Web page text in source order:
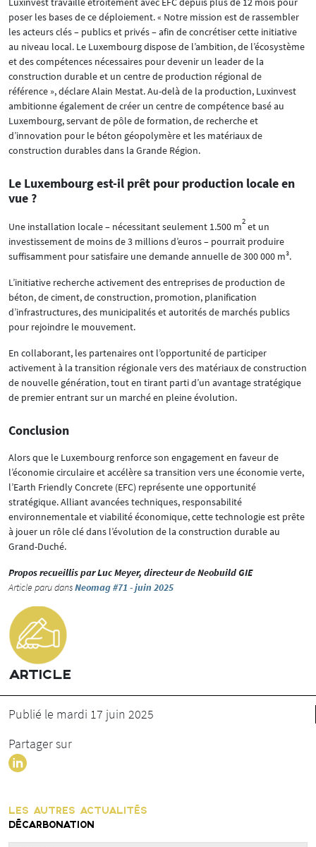
poser les bases de ce déploiement. « Notre mission est de rassembler
les acteurs clés – publics et privés – afin de concrétiser cette initiative
au niveau local. Le Luxembourg dispose de l’ambition, de l’écosystème
et des compétences nécessaires pour devenir un leader de la
construction durable et un centre de production régional de
référence », déclare Alain Mestat. Au-delà de la production, Luxinvest
ambitionne également de créer un centre de compétence basé au
Luxembourg, servant de pôle de formation, de recherche et
d’innovation pour le béton géopolymère et les matériaux de
construction durables dans la Grande Région.
Le Luxembourg est-il prêt pour production locale en
vue ?
Une installation locale – nécessitant seulement 1.500 m2 et un
investissement de moins de 3 millions d’euros – pourrait produire
suffisamment pour satisfaire une demande annuelle de 300 000 m³.
L’initiative recherche activement des entreprises de production de
béton, de ciment, de construction, promotion, planification
d’infrastructures, des municipalités et autorités de marchés publics
pour rejoindre le mouvement.
En collaborant, les partenaires ont l’opportunité de participer
activement à la transition régionale vers des matériaux de construction
de nouvelle génération, tout en tirant parti d’un avantage stratégique
de premier entrant sur un marché en pleine évolution.
Conclusion
Alors que le Luxembourg renforce son engagement en faveur de
l’économie circulaire et accélère sa transition vers une économie verte,
l’Earth Friendly Concrete (EFC) représente une opportunité
stratégique. Alliant avancées techniques, responsabilité
environnementale et viabilité économique, cette technologie est prête
à jouer un rôle clé dans l’évolution de la construction durable au
Grand-Duché.
Propos recueillis par Luc Meyer, directeur de Neobuild GIE
Article paru dansNeomag #71 - juin 2025
ARTICLE
Publié le mardi 17 juin 2025
Partager sur
LES AUTRES ACTUALITÉS
DÉCARBONATION